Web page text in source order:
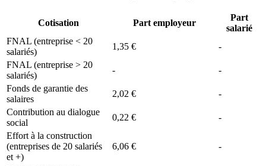
Cotisation Part employeur
Part
salarié
FNAL (entreprise < 20
salariés)
1,35 €
-
FNAL (entreprise > 20
salariés)
-
-
Fonds de garantie des
salaires
2,02 €
-
Contribution au dialogue
social
0,22 €
-
Effort à la construction
(entreprises de 20 salariés
et +)
6,06 € -